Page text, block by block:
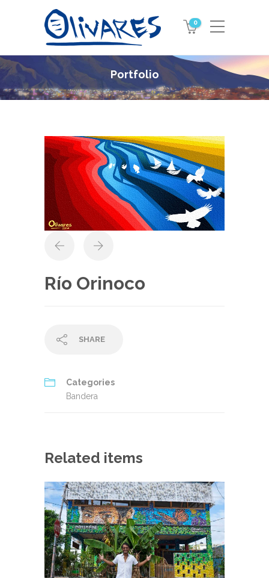
0
Portfolio
Río Orinoco
SHARE
Categories
Bandera
Related items